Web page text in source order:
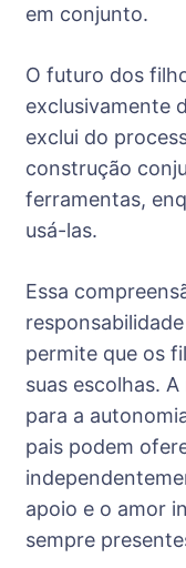
em conjunto.
O futuro dos
exclusivamente
exclui do
construção
ferramentas,
usá-las.
Essa
permite que os
suas escolhas. A
para a
pais podem
apoio e o amor
sempre